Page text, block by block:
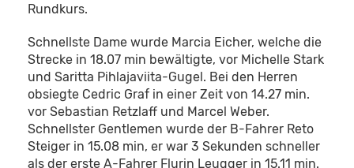
Rundkurs.
Schnellste Dame wurde Marcia Eicher, welche die
Strecke in 18.07 min bewältigte, vor Michelle Stark
und Saritta Pihlajaviita-Gugel. Bei den Herren
obsiegte Cedric Graf in einer Zeit von 14.27 min.
vor Sebastian Retzlaff und Marcel Weber.
Schnellster Gentlemen wurde der B-Fahrer Reto
Steiger in 15.08 min, er war 3 Sekunden schneller
als der erste A-Fahrer Flurin Leugger in 15.11 min.